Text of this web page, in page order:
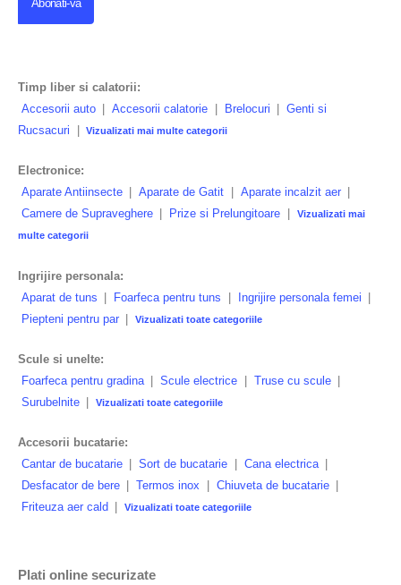
Timp liber si calatorii:
Accesorii auto
Accesorii calatorie Brelocuri
Genti si
Rucsacuri
Vizualizati mai multe categorii
Electronice:
Aparate Antiinsecte
Aparate de Gatit Aparate incalzit aer
Camere de Supraveghere
Prize si Prelungitoare
Vizualizati mai
multe categorii
Ingrijire personala:
Aparat de tuns | Foarfeca pentru tuns | Ingrijire personala femei |
Piepteni pentru par | Vizualizati toate categoriile
Scule si unelte:
Foarfeca pentru gradina
Scule electrice Truse cu scule
Surubelnite
Vizualizati toate categoriile
Accesorii bucatarie:
Cantar de bucatarie
Sort de bucatarie Cana electrica
Desfacator de bere
Termos inox Chiuveta de bucatarie
Friteuza aer cald
Vizualizati toate categoriile
Plati online securizate